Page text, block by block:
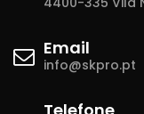
Email
info@skpro.pt